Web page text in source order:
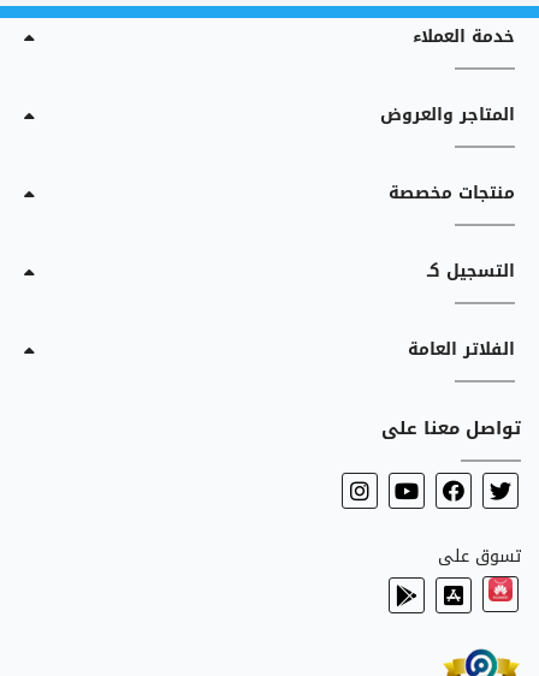
خدمة العملاء
المتاجر والعروض
منتجات مخصصة
التسجيل كـ
الفلاتر العامة
تواصل معنا على
تسوق على